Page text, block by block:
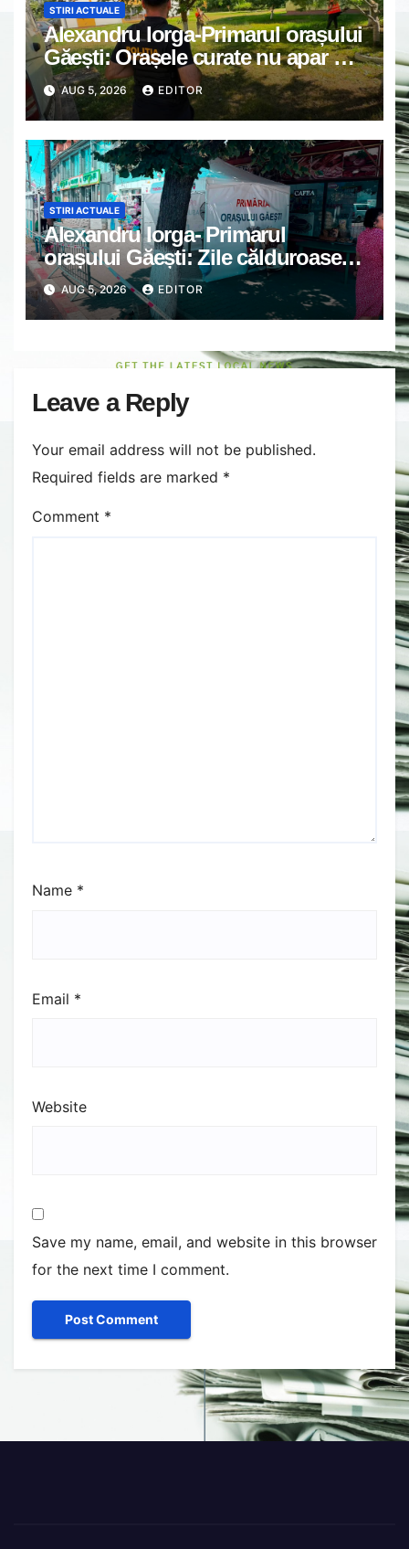
STIRI ACTUALE
Alexandru Iorga-Primarul orașului
Găești: Orașele curate nu apar din
întâmplare
AUG 5, 2026 EDITOR
STIRI ACTUALE
Alexandru Iorga- Primarul
orașului Găești: Zile călduroase.
Grijă unii de alții.
AUG 5, 2026 EDITOR
Leave a Reply
Your email address will not be published.
Required fields are marked *
Comment *
Name *
Email *
Website
Save my name, email, and website in this browser
for the next time I comment.